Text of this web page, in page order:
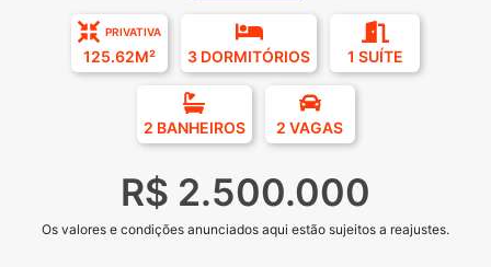
PRIVATIVA
125.62M² 3 DORMITÓRIOS 1 SUÍTE
2 BANHEIROS 2 VAGAS
R$ 2.500.000
Os valores e condições anunciados aqui estão sujeitos a reajustes.